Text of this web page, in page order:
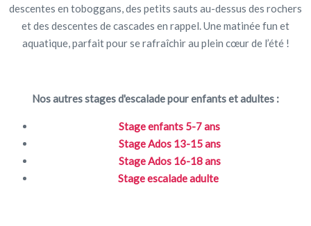
descentes en toboggans, des petits sauts au-dessus des rochers
et des descentes de cascades en rappel. Une matinée fun et
aquatique, parfait pour se rafraîchir au plein cœur de l’été !
Nos autres stages d'escalade pour enfants et adultes :
Stage enfants 5-7 ans
Stage Ados 13-15 ans
Stage Ados 16-18 ans
Stage escalade adulte